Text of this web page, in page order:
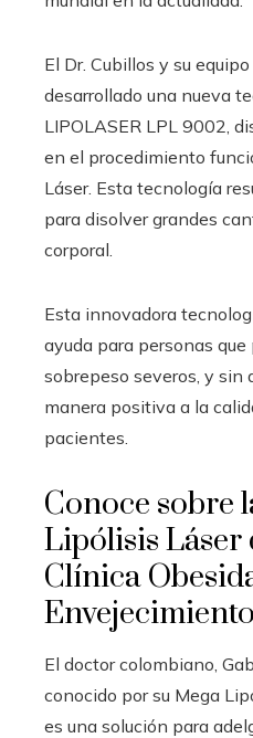
El Dr. Cubillos y su
desarrollado una nueva
LIPOLASER LPL 9002,
en el procedimiento
Láser. Esta tecnología
para disolver grandes
corporal.
Esta innovadora
ayuda para personas
sobrepeso severos, y sin
manera positiva a la
pacientes.
Conoce sobre
Lipólisis Láser
Clínica
Envejecimiento
El doctor colombiano,
conocido por su Mega
es una solución para